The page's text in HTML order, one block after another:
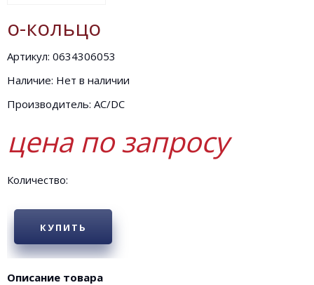
о-кольцо
Артикул: 0634306053
Наличие: Нет в наличии
Производитель: AC/DC
цена по запросу
Количество:
КУПИТЬ
Описание товара